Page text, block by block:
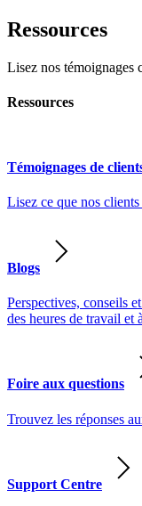
Ressources
Lisez nos témoignages
Ressources
Témoignages de
Lisez ce que nos
Blogs
Perspectives, conseils
des heures de travail et
Foire aux questions
Trouvez les réponses
Support Centre